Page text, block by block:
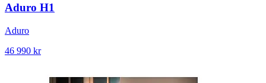
Aduro H1
Aduro
46 990 kr